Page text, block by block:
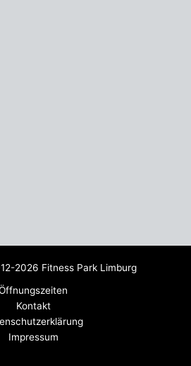
2026 Fitness Park Limburg
Kontakt
Impressum